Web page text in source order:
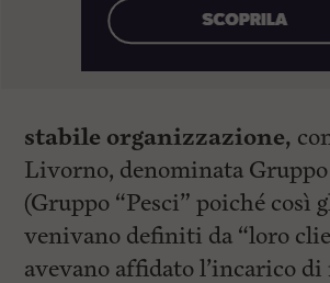
stabile organizzazione,
Livorno, denominata Gruppo
(Gruppo “Pesci” poiché così
venivano definiti da “loro
avevano affidato l’incarico